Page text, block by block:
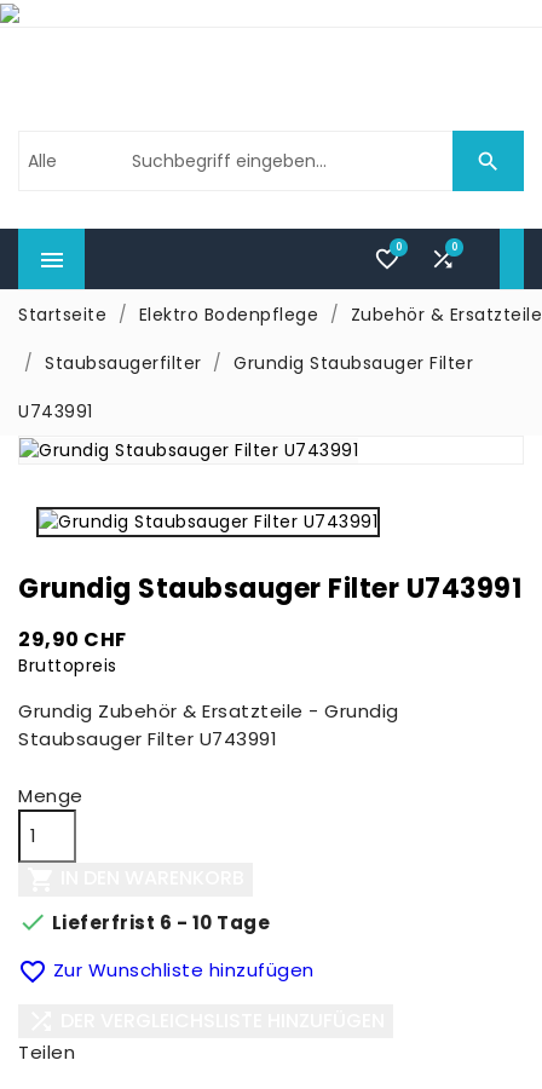

 0
0
Startseite Elektro Bodenpflege
Zubehör & Ersatzteile
Staubsaugerfilter
Grundig Staubsauger Filter
U743991
Grundig Staubsauger Filter U743991
29,90 CHF
Bruttopreis
Grundig Zubehör & Ersatzteile - Grundig
Staubsauger Filter U743991
Menge
 Lieferfrist 6 - 10 Tage
 Zur Wunschliste hinzufügen
Teilen